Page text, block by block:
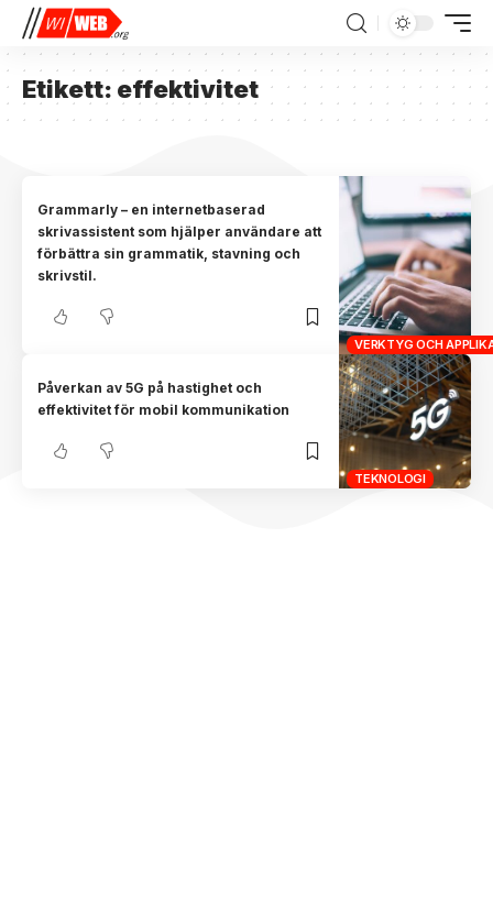
Etikett: effektivitet
VERKTYG OCH
Grammarly – en internetbaserad
skrivassistent som hjälper användare att
förbättra sin grammatik, stavning och
skrivstil.
TEKNOLOGI
Påverkan av 5G på hastighet och
effektivitet för mobil kommunikation